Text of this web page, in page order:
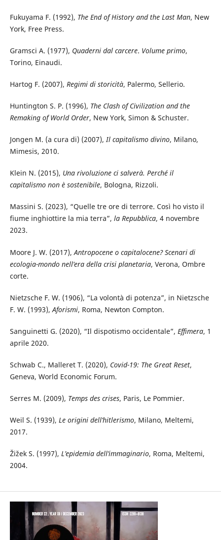
Fukuyama F. (1992), The End of History and the Last Man, New
York, Free Press.
Gramsci A. (1977), Quaderni dal carcere. Volume primo,
Torino, Einaudi.
Hartog F. (2007), Regimi di storicità, Palermo, Sellerio.
Huntington S. P. (1996), The Clash of Civilization and the
Remaking of World Order, New York, Simon & Schuster.
Jongen M. (a cura di) (2007),Il capitalismo divino, Milano,
Mimesis, 2010.
Klein N. (2015), Una rivoluzione ci salverà. Perché il
capitalismo non è sostenibile, Bologna, Rizzoli.
Massini S. (2023), “Quelle tre ore di terrore. Così ho visto il
fiume inghiottire la mia terra”, la Repubblica, 4 novembre
2023.
Moore J. W. (2017), Antropocene o capitalocene? Scenari di
ecologia-mondo nell’era della crisi planetaria, Verona, Ombre
corte.
Nietzsche F. W. (1906), “La volontà di potenza”, in Nietzsche
F. W. (1993), Aforismi, Roma, Newton Compton.
Sanguinetti G. (2020), “Il dispotismo occidentale”, Effimera, 1
aprile 2020.
Schwab C., Malleret T. (2020), Covid-19: The Great Reset,
Geneva, World Economic Forum.
Serres M. (2009), Temps des crises, Paris, Le Pommier.
Weil S. (1939), Le origini dell’hitlerismo, Milano, Meltemi,
2017.
Žižek S. (1997), L’epidemia dell’immaginario, Roma, Meltemi,
2004.